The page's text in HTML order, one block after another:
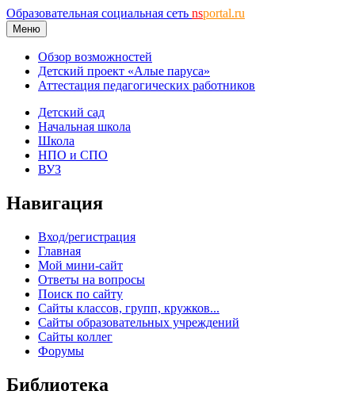
Образовательная социальная сеть nsportal.ru
Меню
Обзор возможностей
Детский проект «Алые паруса»
Аттестация педагогических работников
Детский сад
Начальная школа
Школа
НПО и СПО
ВУЗ
Навигация
Вход/регистрация
Главная
Мой мини-сайт
Ответы на вопросы
Поиск по сайту
Сайты классов, групп, кружков...
Сайты образовательных учреждений
Сайты коллег
Форумы
Библиотека